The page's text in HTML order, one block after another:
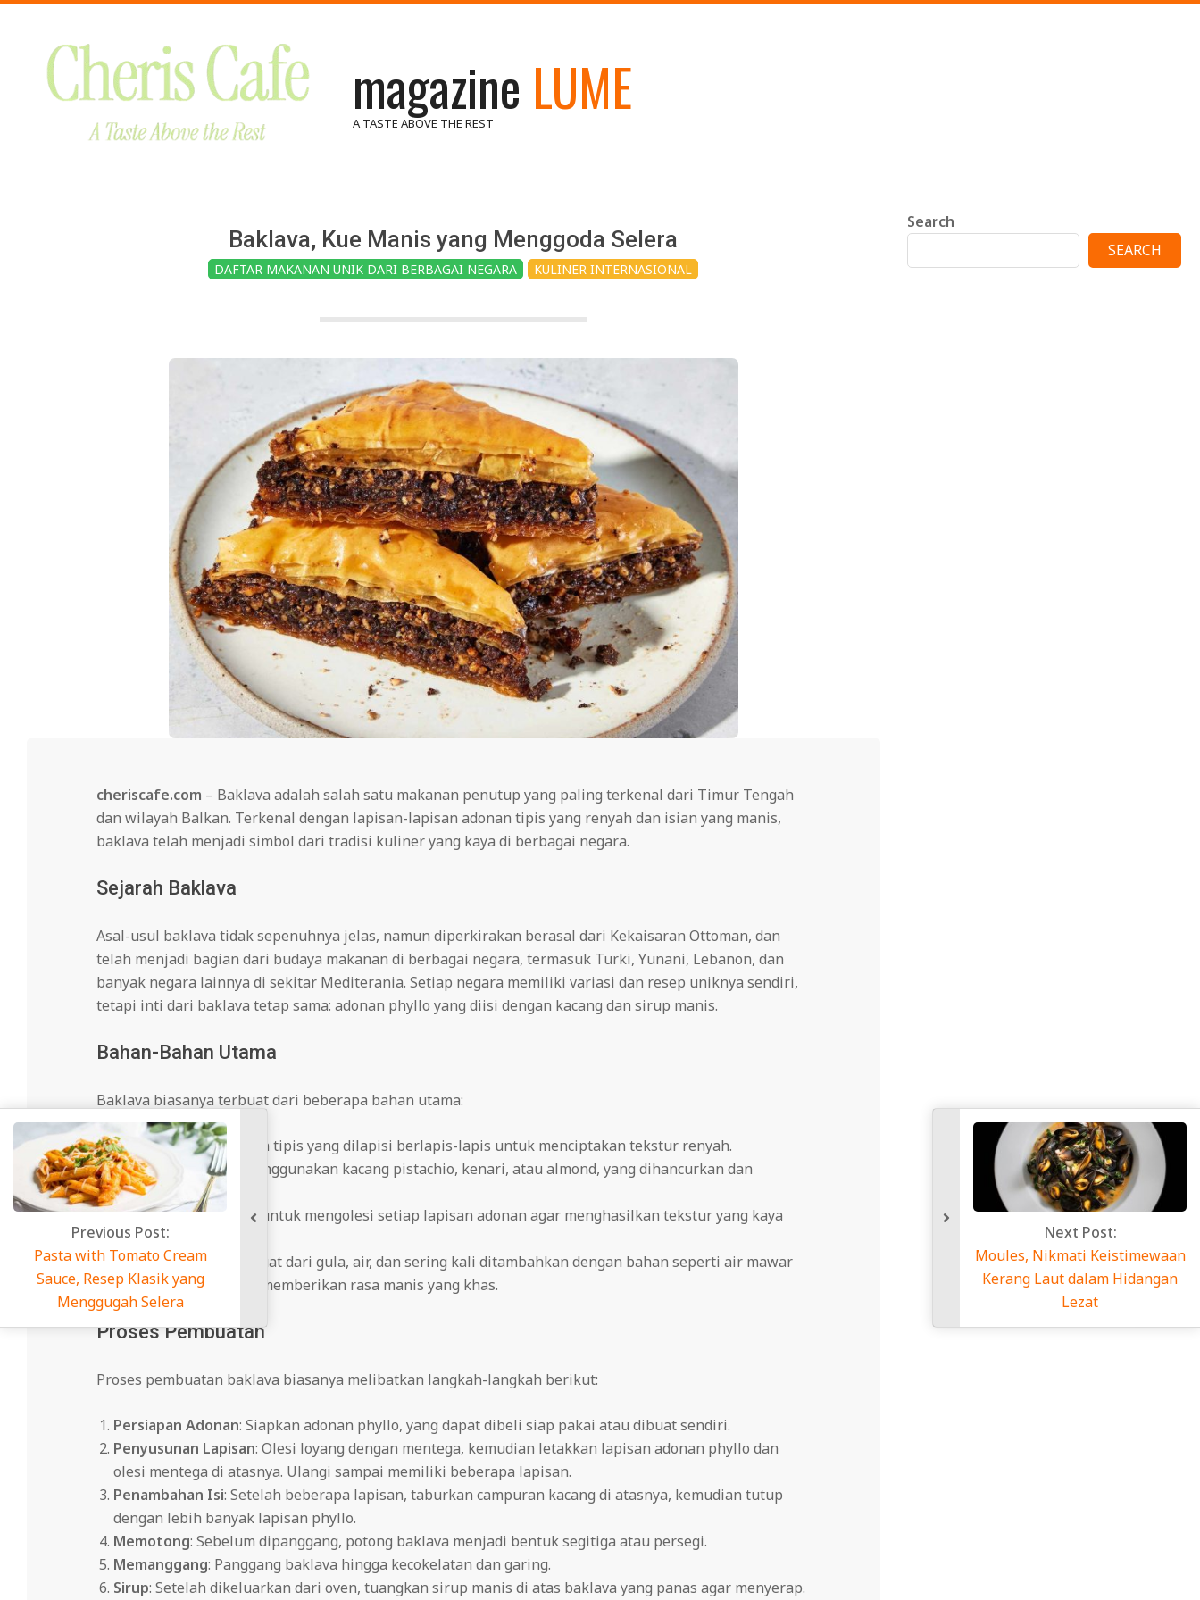
content
magazine LUME
A TASTE ABOVE THE REST
Baklava, Kue Manis yang Menggoda Selera
DAFTAR MAKANAN UNIK DARI BERBAGAI NEGARA KULINER INTERNASIONAL
cheriscafe.com – Baklava adalah salah satu makanan penutup yang paling terkenal dari Timur Tengah
dan wilayah Balkan. Terkenal dengan lapisan-lapisan adonan tipis yang renyah dan isian yang manis,
baklava telah menjadi simbol dari tradisi kuliner yang kaya di berbagai negara.
Sejarah Baklava
Asal-usul baklava tidak sepenuhnya jelas, namun diperkirakan berasal dari Kekaisaran Ottoman, dan
telah menjadi bagian dari budaya makanan di berbagai negara, termasuk Turki, Yunani, Lebanon, dan
banyak negara lainnya di sekitar Mediterania. Setiap negara memiliki variasi dan resep uniknya sendiri,
tetapi inti dari baklava tetap sama: adonan phyllo yang diisi dengan kacang dan sirup manis.
Bahan-Bahan Utama
Baklava biasanya terbuat dari beberapa bahan utama:
Adonan Phyllo: Adonan tipis yang dilapisi berlapis-lapis untuk menciptakan tekstur renyah.
Kacang
: Umumnya menggunakan kacang pistachio, kenari, atau almond, yang dihancurkan dan
dijadikan isi.
Mentega: Digunakan untuk mengolesi setiap lapisan adonan agar menghasilkan tekstur yang kaya
dan renyah.
Sirup: Sirup yang terbuat dari gula, air, dan sering kali ditambahkan dengan bahan seperti air mawar
atau jus lemon untuk memberikan rasa manis yang khas.
Proses Pembuatan
Proses pembuatan baklava biasanya melibatkan langkah-langkah berikut:
Persiapan Adonan: Siapkan adonan phyllo, yang dapat dibeli siap pakai atau dibuat sendiri.
Penyusunan Lapisan: Olesi loyang dengan mentega, kemudian letakkan lapisan adonan phyllo dan
olesi mentega di atasnya. Ulangi sampai memiliki beberapa lapisan.
Penambahan Isi: Setelah beberapa lapisan, taburkan campuran kacang di atasnya, kemudian tutup
dengan lebih banyak lapisan phyllo.
Memotong: Sebelum dipanggang, potong baklava menjadi bentuk segitiga atau persegi.
Memanggang: Panggang baklava hingga kecokelatan dan garing.
Sirup: Setelah dikeluarkan dari oven, tuangkan sirup manis di atas baklava yang panas agar menyerap.
Search
SEARCH
Previous Post:
Pasta with Tomato Cream
Sauce, Resep Klasik yang
Menggugah Selera
Next Post:
Moules, Nikmati Keistimewaan
Kerang Laut dalam Hidangan
Lezat